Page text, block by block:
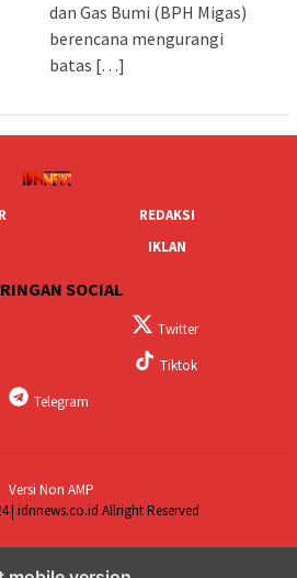
dan Gas Bumi (BPH Migas)
berencana mengurangi
batas […]
REDAKSI
IKLAN
SOCIAL
Twitter
Tiktok
Telegram
Versi Non AMP
| idnnews.co.id Allright Reserved